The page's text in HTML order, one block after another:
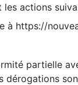
actions
à https://
partielle